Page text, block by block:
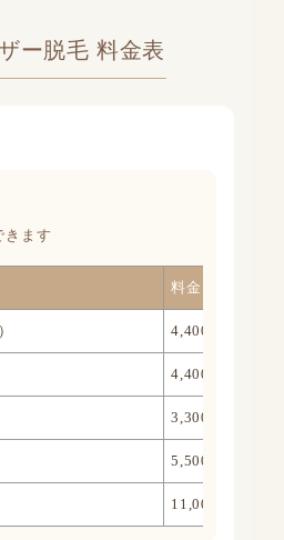
ー脱毛 料金表
ます
料金（1回）
4,400円
4,400円
3,300円
5,500円
11,000円